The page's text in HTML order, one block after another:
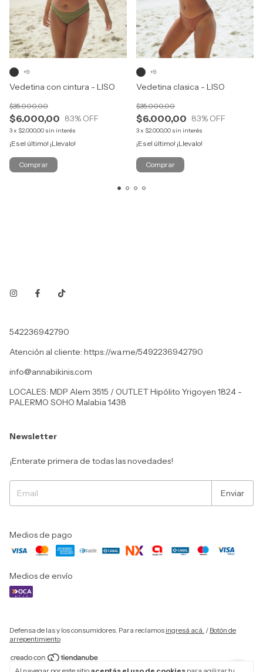
Vedetina con cintura - LISO
$6.000,00
$35.000,00
83% OFF
3x $2.000,00 sin interés
¡Es el último! ¡Llevalo!
+9
Comprar
Vedetina clasica - LISO
$6.000,00
$35.000,00
83% OFF
3x $2.000,00 sin interés
¡Es el último! ¡Llevalo!
+9
Comprar
542236942790
Atención al cliente: https://wa.me/5492236942790
info@annabikinis.com
LOCALES: MDP Alem 3515 / OUTLET Hipólito Yrigoyen 1824 -
PALERMO SOHO Malabia 1438
Newsletter
¡Enterate primera de todas las novedades!
Medios de pago
Medios de envío
Defensa de las y los consumidores. Para reclamos ingresá acá. / Botón de
arrepentimiento